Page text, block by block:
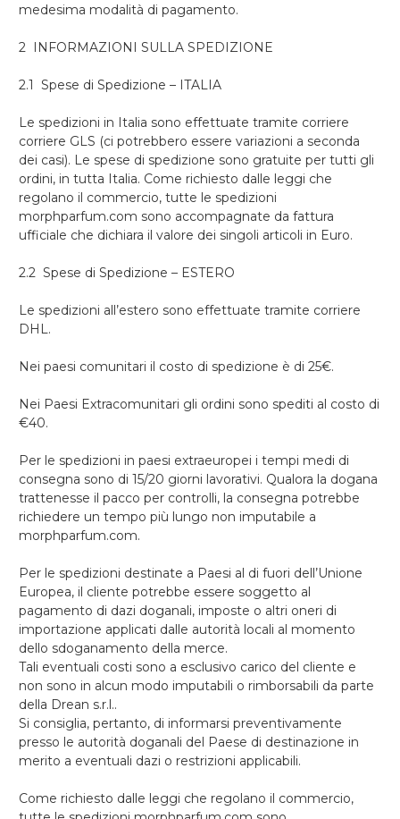
medesima modalità di pagamento.
2 INFORMAZIONI SULLA SPEDIZIONE
2.1 Spese di Spedizione – ITALIA
Le spedizioni in Italia sono effettuate tramite corriere
corriere GLS (ci potrebbero essere variazioni a seconda
dei casi). Le spese di spedizione sono gratuite per tutti gli
ordini, in tutta Italia. Come richiesto dalle leggi che
regolano il commercio, tutte le spedizioni
morphparfum.com sono accompagnate da fattura
ufficiale che dichiara il valore dei singoli articoli in Euro.
2.2 Spese di Spedizione – ESTERO
Le spedizioni all’estero sono effettuate tramite corriere
DHL.
Nei paesi comunitari il costo di spedizione è di 25€.
Nei Paesi Extracomunitari gli ordini sono spediti al costo di
€40.
Per le spedizioni in paesi extraeuropei i tempi medi di
consegna sono di 15/20 giorni lavorativi. Qualora la dogana
trattenesse il pacco per controlli, la consegna potrebbe
richiedere un tempo più lungo non imputabile a
morphparfum.com.
Per le spedizioni destinate a Paesi al di fuori dell’Unione
Europea, il cliente potrebbe essere soggetto al
pagamento di dazi doganali, imposte o altri oneri di
importazione applicati dalle autorità locali al momento
dello sdoganamento della merce.
Tali eventuali costi sono a esclusivo carico del cliente e
non sono in alcun modo imputabili o rimborsabili da parte
della Drean s.r.l..
Si consiglia, pertanto, di informarsi preventivamente
presso le autorità doganali del Paese di destinazione in
merito a eventuali dazi o restrizioni applicabili.
Come richiesto dalle leggi che regolano il commercio,